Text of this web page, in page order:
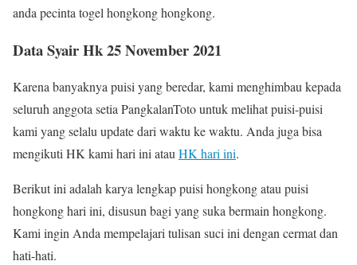
anda pecinta togel hongkong hongkong.
Data Syair Hk 25 November 2021
Karena banyaknya puisi yang beredar, kami menghimbau kepada
seluruh anggota setia PangkalanToto untuk melihat puisi-puisi
kami yang selalu update dari waktu ke waktu. Anda juga bisa
mengikuti HK kami hari ini atauHK hari ini.
Berikut ini adalah karya lengkap puisi hongkong atau puisi
hongkong hari ini, disusun bagi yang suka bermain hongkong.
Kami ingin Anda mempelajari tulisan suci ini dengan cermat dan
hati-hati.